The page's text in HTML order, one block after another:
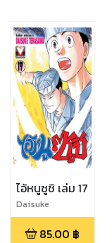
ไอ้หนูซูชิ เล่ม 17
Daisuke
Terasawa
85.00 ฿